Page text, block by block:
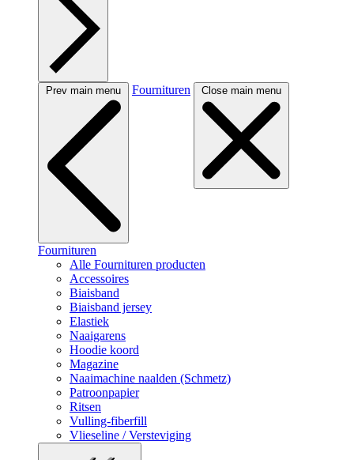
Prev main menu Fournituren Close main menu
Fournituren
Alle Fournituren producten
Accessoires
Biaisband
Biaisband jersey
Elastiek
Naaigarens
Hoodie koord
Magazine
Naaimachine naalden (Schmetz)
Patroonpapier
Ritsen
Vulling-fiberfill
Vlieseline / Versteviging